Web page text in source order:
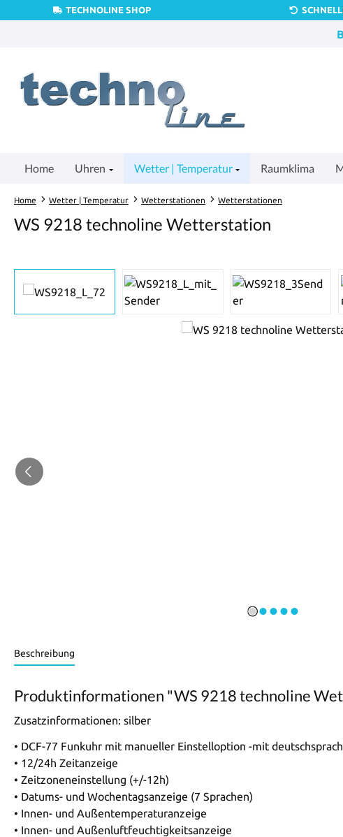
Hauptinhalt springen
Zur Suche springen
Zur Hauptnavigation springen
TECHNOLINE SHOP
Home Uhren Wetter | Temperatur Raumklima
Home Wetter | Temperatur Wetterstationen Wetterstationen
WS 9218 technoline Wetterstation
Beschreibung
Produktinformationen "WS 9218 technoline
Zusatzinformationen: silber
• DCF-77 Funkuhr mit manueller Einstelloption -mit
• 12/24h Zeitanzeige
• Zeitzoneneinstellung (+/-12h)
• Datums- und Wochentagsanzeige (7 Sprachen)
• Innen- und Außentemperaturanzeige
• Innen- und Außenluftfeuchtigkeitsanzeige